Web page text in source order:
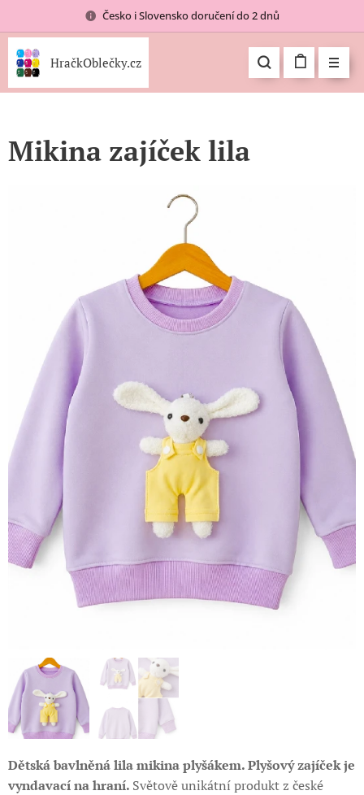
Česko i Slovensko doručení do 2 dnů
HračkOblečky.cz
Mikina zajíček lila
Dětská bavlněná lila mikina plyšákem.Plyšový zajíček je
vyndavací na hraní. Světově unikátní produkt z české